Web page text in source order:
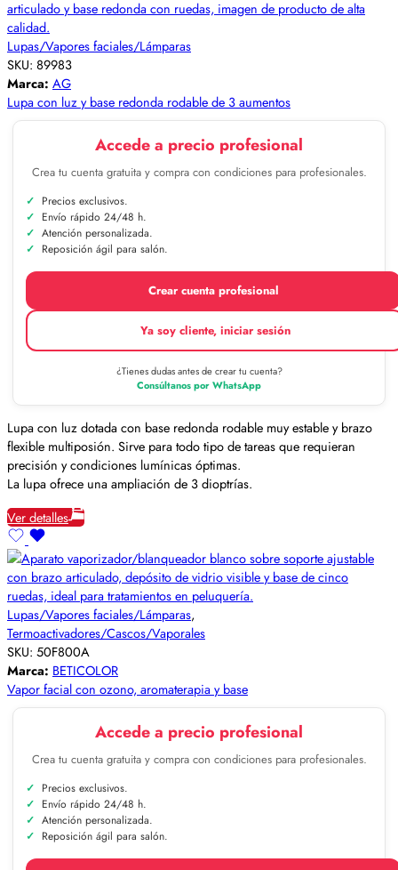
Lupas/Vapores faciales/Lámparas
SKU: 89983
Marca: AG
Lupa con luz y base redonda rodable de 3 aumentos
Accede a precio profesional
Crea tu cuenta gratuita y compra con condiciones para profesionales.
Precios exclusivos.
Envío rápido 24/48 h.
Atención personalizada.
Reposición ágil para salón.
Crear cuenta profesional
Ya soy cliente, iniciar sesión
¿Tienes dudas antes de crear tu cuenta?
Consúltanos por WhatsApp
Lupa con luz dotada con base redonda rodable muy estable y brazo
flexible multiposión. Sirve para todo tipo de tareas que requieran
precisión y condiciones lumínicas óptimas.
La lupa ofrece una ampliación de 3 dioptrías.
Ver detalles
Lupas/Vapores faciales/Lámparas,
Termoactivadores/Cascos/Vaporales
SKU: 50F800A
Marca: BETICOLOR
Vapor facial con ozono, aromaterapia y base
Accede a precio profesional
Crea tu cuenta gratuita y compra con condiciones para profesionales.
Precios exclusivos.
Envío rápido 24/48 h.
Atención personalizada.
Reposición ágil para salón.